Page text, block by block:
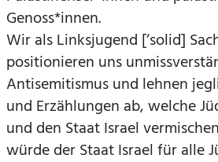
Genoss*innen.
Wir als Linksjugend [‘solid]
positionieren uns
Antisemitismus und lehnen
und Erzählungen ab, welche
und den Staat Israel
würde der Staat Israel für alle